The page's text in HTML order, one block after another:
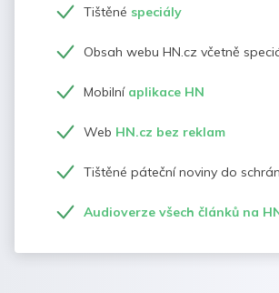
Tištěné speciály
Obsah webu HN.cz včetně
Mobilní aplikace HN
Web HN.cz bez reklam
Tištěné páteční noviny do
Audioverze všech článků na